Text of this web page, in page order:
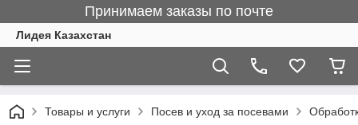
Принимаем заказы по почте
Лидея Казахстан
Товары и услуги Посев и уход за посевами